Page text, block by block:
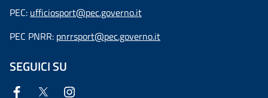
PEC: ufficiosport@pec.governo.it
PEC PNRR: pnrrsport@pec.governo.it
SEGUICI SU